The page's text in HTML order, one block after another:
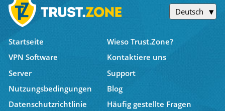
Deutsch
Startseite
Wieso Trust.Zone?
VPN Software
Kontaktiere uns
Server
Support
Nutzungsbedingungen
Blog
Datenschutzrichtlinie
Häufig gestellte Fragen